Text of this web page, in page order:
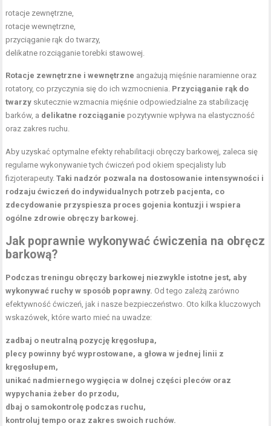
rotacje zewnętrzne,
rotacje wewnętrzne,
przyciąganie rąk do twarzy,
delikatne rozciąganie torebki stawowej.
Rotacje zewnętrzne i wewnętrzne angażują mięśnie naramienne oraz
rotatory, co przyczynia się do ich wzmocnienia. Przyciąganie rąk do
twarzy skutecznie wzmacnia mięśnie odpowiedzialne za stabilizację
barków, a delikatne rozciąganie pozytywnie wpływa na elastyczność
oraz zakres ruchu.
Aby uzyskać optymalne efekty rehabilitacji obręczy barkowej, zaleca się
regularne wykonywanie tych ćwiczeń pod okiem specjalisty lub
fizjoterapeuty.Taki nadzór pozwala na dostosowanie intensywności i
rodzaju ćwiczeń do indywidualnych potrzeb pacjenta, co
zdecydowanie przyspiesza proces gojenia kontuzji i wspiera
ogólne zdrowie obręczy barkowej.
Jak poprawnie wykonywać ćwiczenia na obręcz
barkową?
Podczas treningu obręczy barkowej niezwykle istotne jest, aby
wykonywać ruchy w sposób poprawny. Od tego zależą zarówno
efektywność ćwiczeń, jak i nasze bezpieczeństwo. Oto kilka kluczowych
wskazówek, które warto mieć na uwadze:
zadbaj o neutralną pozycję kręgosłupa,
plecy powinny być wyprostowane, a głowa w jednej linii z
kręgosłupem,
unikać nadmiernego wygięcia w dolnej części pleców oraz
wypychania żeber do przodu,
dbaj o samokontrolę podczas ruchu,
kontroluj tempo oraz zakres swoich ruchów.